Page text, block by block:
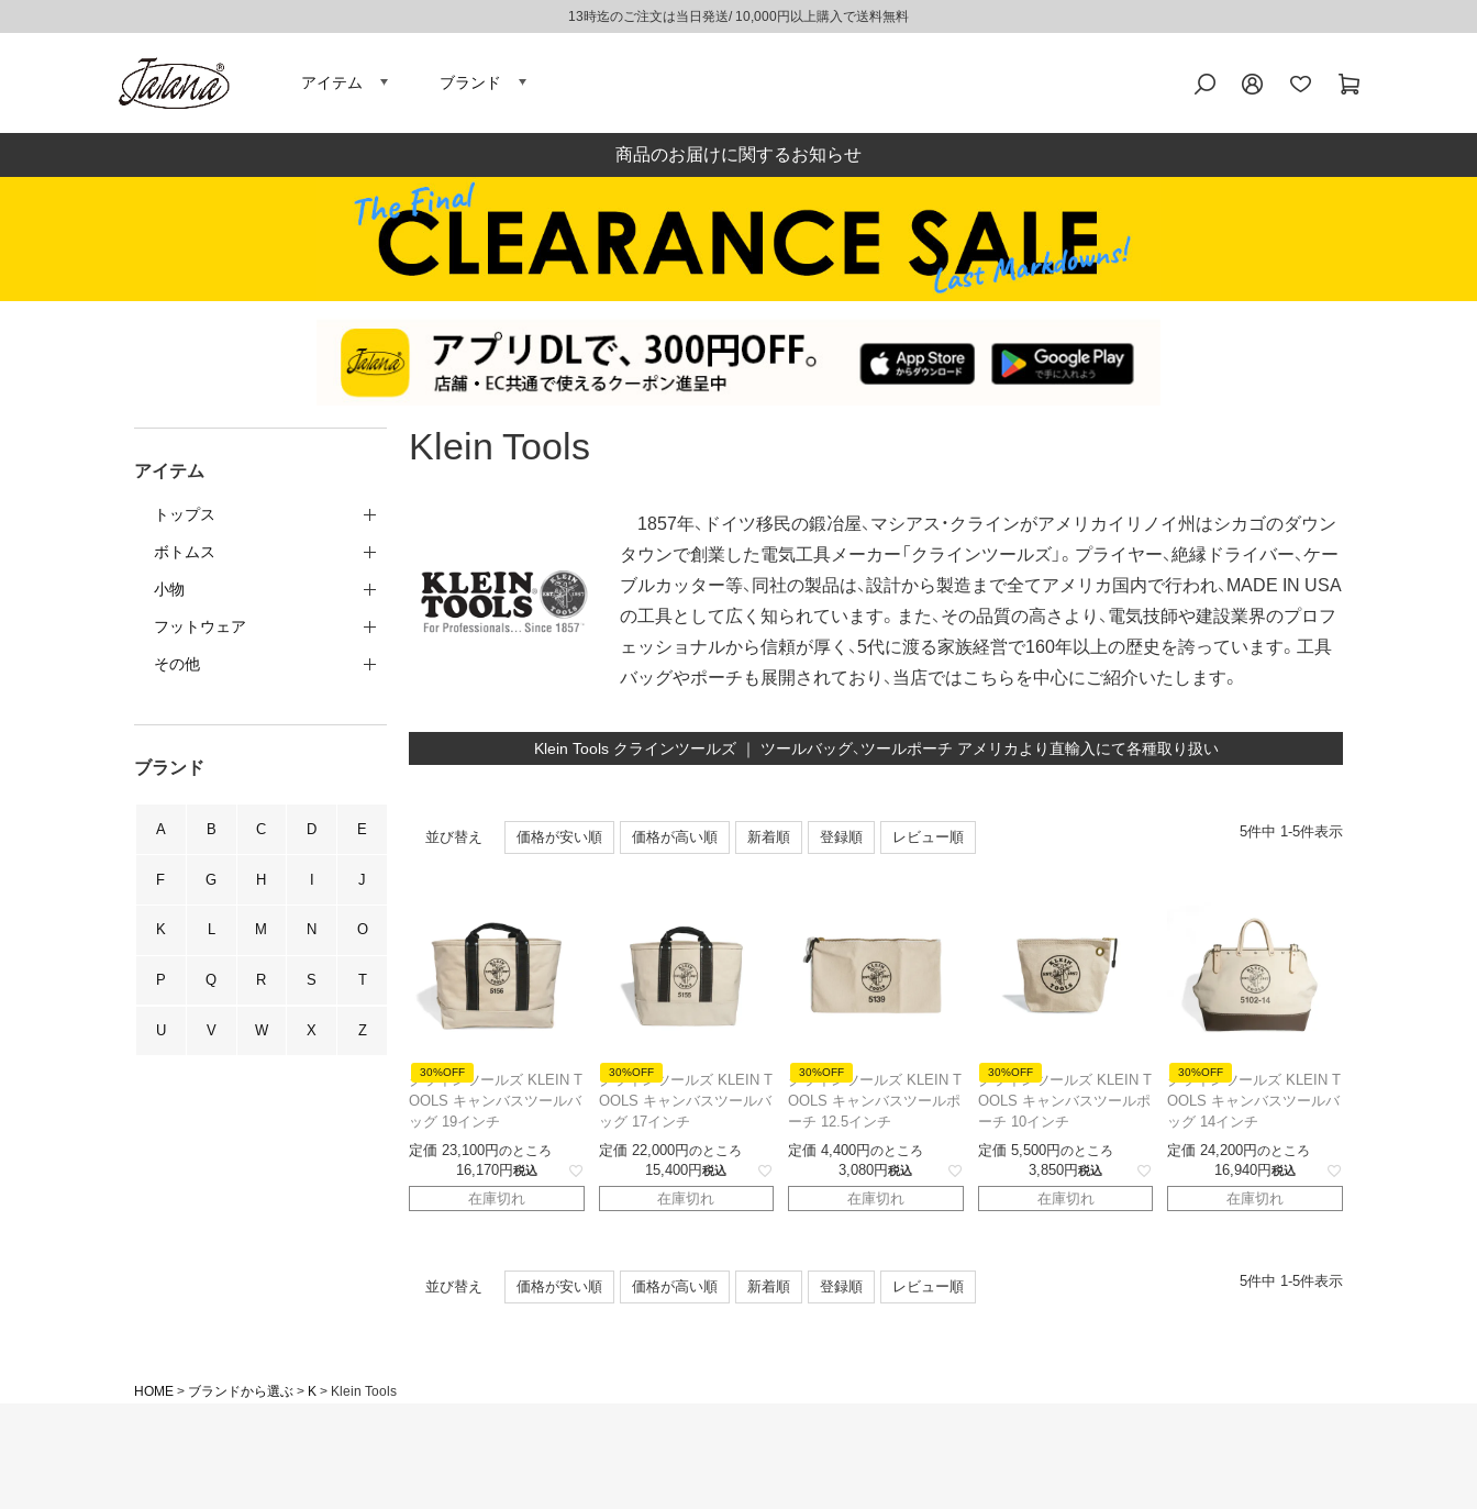
13時迄のご注文は当日発送/ 10,000円以上購入で送料無料
アイテム ブランド
商品のお届けに関するお知らせ
アイテム
トップス
ボトムス
小物
フットウェア
その他
ブランド
A B C D E
F G H I J
K L M N O
P Q R S T
U V W X Z
Klein Tools
1857年、ドイツ移民の鍛冶屋、マシアス・クラインがアメリカイリノイ州はシカゴのダウン
タウンで創業した電気工具メーカー「クラインツールズ」。プライヤー、絶縁ドライバー、ケー
ブルカッター等、同社の製品は、設計から製造まで全てアメリカ国内で行われ、MADE IN USA
の工具として広く知られています。また、その品質の高さより、電気技師や建設業界のプロフ
ェッショナルから信頼が厚く、5代に渡る家族経営で160年以上の歴史を誇っています。工具
バッグやポーチも展開されており、当店ではこちらを中心にご紹介いたします。
Klein Tools クラインツールズ ｜ ツールバッグ、ツールポーチ アメリカより直輸入にて各種取り扱い
並び替え 価格が安い順 価格が高い順 新着順 登録順 レビュー順 5件中 1-5件表示
30%OFF
クラインツールズ KLEIN T
OOLS キャンバスツールバ
ッグ 19インチ
定価 23,100 のところ
16,170 税込
在庫切れ
30%OFF
クラインツールズ KLEIN T
OOLS キャンバスツールバ
ッグ 17インチ
定価 22,000 のところ
15,400 税込
在庫切れ
30%OFF
クラインツールズ KLEIN T
OOLS キャンバスツールポ
ーチ 12.5インチ
定価 4,400 のところ
3,080 税込
在庫切れ
30%OFF
クラインツールズ KLEIN T
OOLS キャンバスツールポ
ーチ 10インチ
定価 5,500 のところ
3,850 税込
在庫切れ
30%OFF
クラインツールズ KLEIN T
OOLS キャンバスツールバ
ッグ 14インチ
定価 24,200 のところ
16,940 税込
在庫切れ
並び替え 価格が安い順 価格が高い順 新着順 登録順 レビュー順 5件中 1 -5件表示
HOME ブランドから選ぶ K Klein Tools